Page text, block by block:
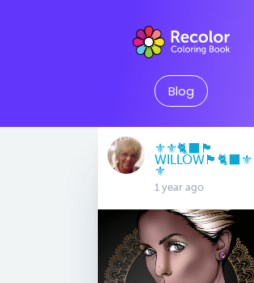
Blog
⚜️⚜️🐈‍⬛🏴󠁧󠁢󠁳󠁣󠁴󠁿
WILLOW🏴󠁧󠁢󠁳󠁣󠁴󠁿🐈‍⬛⚜️
⚜️
1 year ago